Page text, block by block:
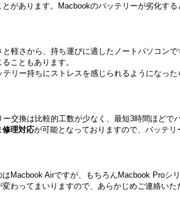
があります。Macbookのバッテリーが劣化する
軽さから、持ち運びに適したノートパソコン
こともあります。
リー持ちにストレスを感じられるようになっ
交換は比較的工数が少なく、最短3時間ほどで
修理対応が可能となっておりますので、バッテ
Macbook Airですが、もちろんMacbook Proシ
わってまいりますので、あらかじめご連絡い